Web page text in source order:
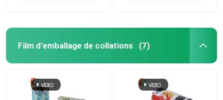
Film d'emballage de collations (7)